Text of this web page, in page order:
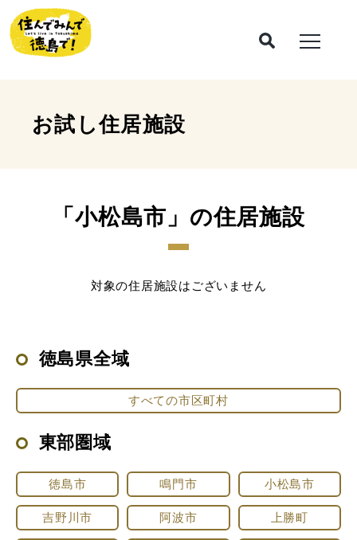
お試し住居施設
「小松島市」の住居施設
対象の住居施設はございません
徳島県全域
すべての市区町村
東部圏域
徳島市 鳴門市 小松島市
吉野川市 阿波市 上勝町